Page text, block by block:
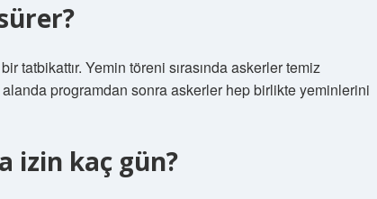
tatbikattır. Yemin töreni sırasında askerler temiz
alanda programdan sonra askerler hep birlikte yeminlerini
izin kaç gün?